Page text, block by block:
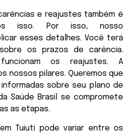
e reajustes também é
isso. Por isso, nosso
esses detalhes. Você terá
os prazos de carência.
os reajustes. A
nossos pilares. Queremos que
sobre seu plano de
Saúde Brasil se compromete
as etapas.
Tuiuti pode variar entre os